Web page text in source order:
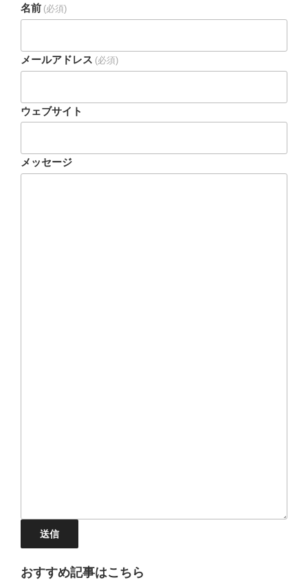
名前 (必須)
メールアドレス (必須)
ウェブサイト
メッセージ
送信
おすすめ記事はこちら